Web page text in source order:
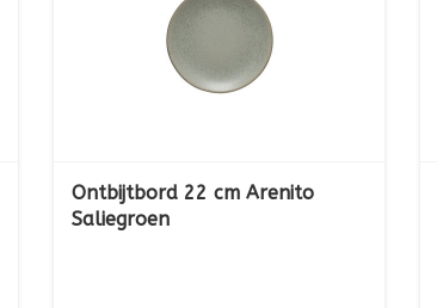
Ontbijtbord 22 cm Arenito
Saliegroen